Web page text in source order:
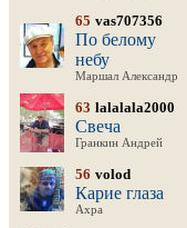
65 vas707356
По белому
небу
Маршал Александр
63 lalalala2000
Свеча
Гранкин Андрей
56 volod
Карие глаза
Ахра